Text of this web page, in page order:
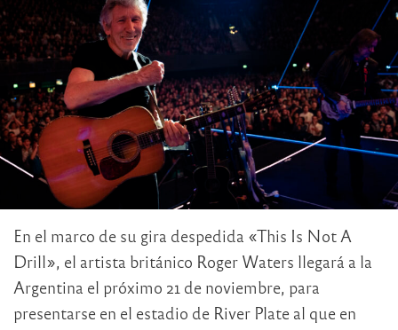
En el marco de su gira despedida «This Is Not A
Drill», el artista británico Roger Waters llegará a la
Argentina el próximo 21 de noviembre, para
presentarse en el estadio de River Plate al que en